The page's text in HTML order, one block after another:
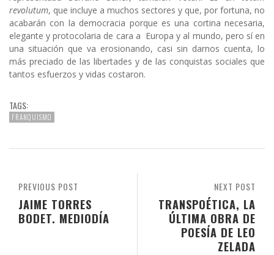
revolutum, que incluye a muchos sectores y que, por fortuna, no
acabarán con la democracia porque es una cortina necesaria,
elegante y protocolaria de cara a Europa y al mundo, pero sí en
una situación que va erosionando, casi sin darnos cuenta, lo
más preciado de las libertades y de las conquistas sociales que
tantos esfuerzos y vidas costaron.
TAGS:
FRANQUISMO
NEXT POST
TRANSPOÉTICA, LA
ÚLTIMA OBRA DE
POESÍA DE LEO
ZELADA
PREVIOUS POST
JAIME TORRES
BODET. MEDIODÍA